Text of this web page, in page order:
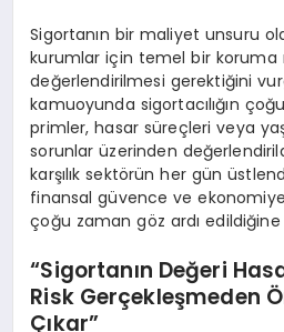
Sigortanın bir maliyet unsuru
kurumlar için temel bir koruma
değerlendirilmesi gerektiğini
kamuoyunda sigortacılığın
primler, hasar süreçleri veya
sorunlar üzerinden
karşılık sektörün her gün
finansal güvence ve ekonomiye
çoğu zaman göz ardı
“Sigortanın Değeri
Risk Gerçekleşmeden
Çıkar”